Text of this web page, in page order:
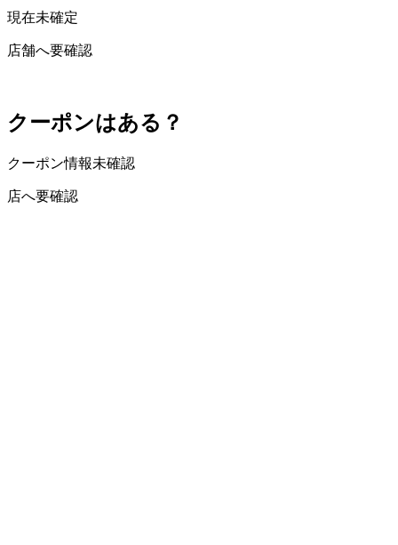
現在未確定
店舗へ要確認
クーポンはある？
クーポン情報未確認
店へ要確認